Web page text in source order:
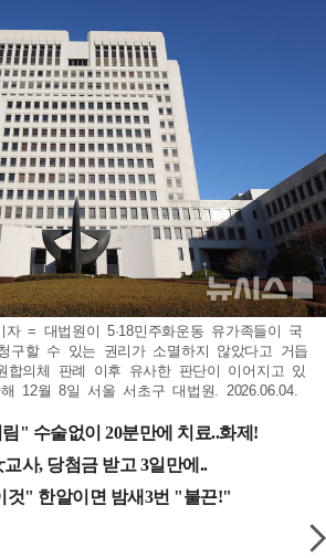
자 = 대법원이 5·18민주화운동 유가족들이 국
구할 수 있는 권리가 소멸하지 않았다고 거듭
합의체 판례 이후 유사한 판단이 이어지고 있
12월 8일 서울 서초구 대법원. 2026.06.04.